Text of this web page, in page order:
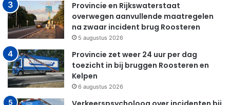
Provincie en Rijkswaterstaat
overwegen aanvullende maatregelen
na zwaar incident brug Roosteren
5 augustus 2026
Provincie zet weer 24 uur per dag
toezicht in bij bruggen Roosteren en
Kelpen
6 augustus 2026